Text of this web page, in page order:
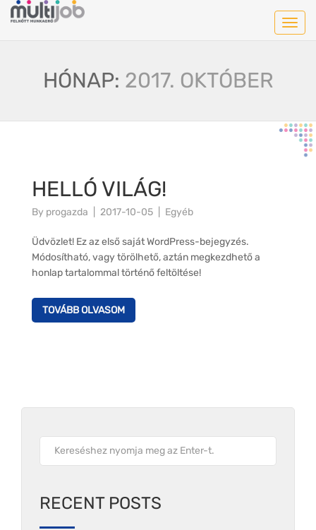
HÓNAP: 2017. OKTÓBER
HELLÓ VILÁG!
By progazda 2017-10-05 Egyéb
Üdvözlet! Ez az első saját WordPress-bejegyzés.
Módosítható, vagy törölhető, aztán megkezdhető a
honlap tartalommal történő feltöltése!
TOVÁBB OLVASOM
RECENT POSTS